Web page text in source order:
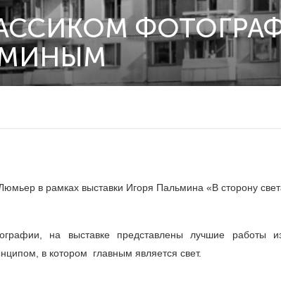
в рамках выставки Игоря Пальмина «В сторону
на выставке представлены лучшие работы
в котором главным является свет.